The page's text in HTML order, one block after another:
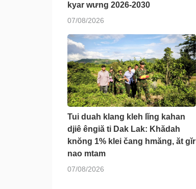
kyar wưng 2026-2030
07/08/2026
Tui duah klang kleh lĭng kahan
djiê êngiă ti Dak Lak: Khădah
knŏng 1% klei čang hmăng, ăt gĭr
nao mtam
07/08/2026